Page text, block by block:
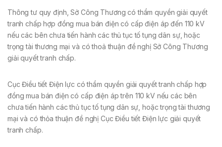
Thông tư quy định, Sở Công Thương có thẩm quyền giải quyết
tranh chấp hợp đồng mua bán điện có cấp điện áp đến 110 kV
nếu các bên chưa tiến hành các thủ tục tố tụng dân sự, hoặc
trọng tài thương mại và có thoả thuận đề nghị Sở Công Thương
giải quyết tranh chấp.
Cục Điều tiết Điện lực có thẩm quyền giải quyết tranh chấp hợp
đồng mua bán điện có cấp điện áp trên 110 kV nếu các bên
chưa tiến hành các thủ tục tố tụng dân sự, hoặc trọng tài thương
mại và có thỏa thuận đề nghị Cục Điều tiết Điện lực giải quyết
tranh chấp.